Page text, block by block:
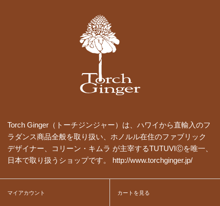
Torch Ginger（トーチジンジャー）は、ハワイから直輸入のフ
ラダンス商品全般を取り扱い、ホノルル在住のファブリック
デザイナー、コリーン・キムラ が主宰するTUTUVIⒸを唯一、
日本で取り扱うショップです。 http://www.torchginger.jp/
マイアカウント カートを見る